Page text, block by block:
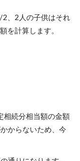
2、2人の子供はそれ
を計算します。
相続分相当額の金額
からないため、今